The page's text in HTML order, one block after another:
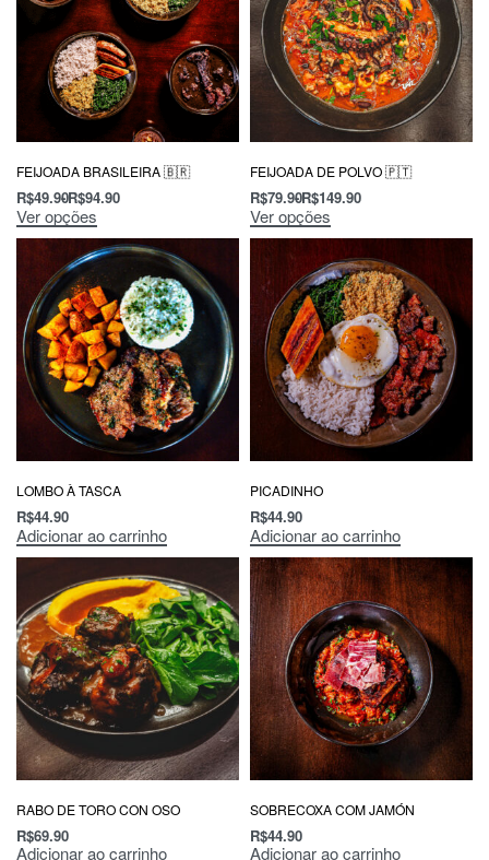
FEIJOADA BRASILEIRA 🇧🇷
R$49.90R$94.90
Ver opções
FEIJOADA DE POLVO 🇵🇹
R$79.90R$149.90
Ver opções
LOMBO À TASCA
R$44.90
Adicionar ao carrinho
PICADINHO
R$44.90
Adicionar ao carrinho
RABO DE TORO CON OSO
R$69.90
Adicionar ao carrinho
SOBRECOXA COM JAMÓN
R$44.90
Adicionar ao carrinho